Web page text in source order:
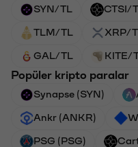
SYN/TL CTSI/
TLM/TL XRP/
GAL/TL KITE/
Popüler kripto paralar
Synapse (SYN)
Ankr (ANKR)
PSG (PSG)